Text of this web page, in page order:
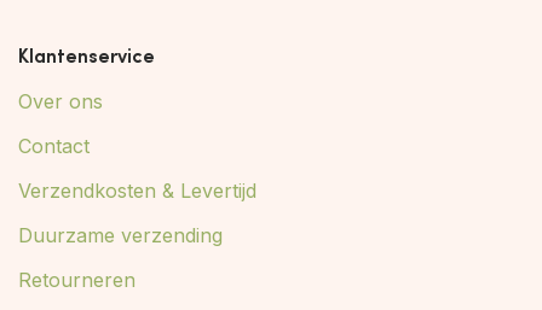
Klantenservice
Over ons
Contact
Verzendkosten & Levertijd
Duurzame verzending
Retourneren